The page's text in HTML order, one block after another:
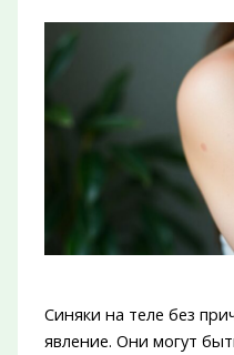
Синяки на теле без
явление. Они могут